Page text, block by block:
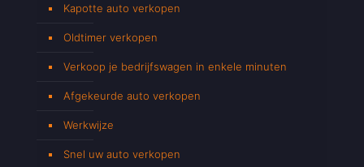
Kapotte auto verkopen
Oldtimer verkopen
Verkoop je bedrijfswagen in enkele minuten
Afgekeurde auto verkopen
Werkwijze
Snel uw auto verkopen